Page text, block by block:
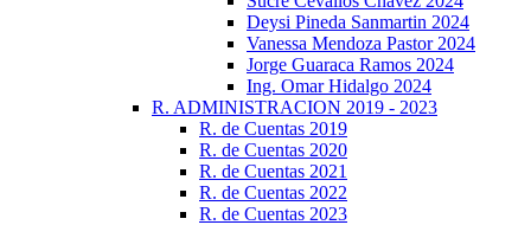
Deysi Pineda Sanmartin 2024
Vanessa Mendoza Pastor 2024
Jorge Guaraca Ramos 2024
Ing. Omar Hidalgo 2024
R. ADMINISTRACION 2019 - 2023
R. de Cuentas 2019
R. de Cuentas 2020
R. de Cuentas 2021
R. de Cuentas 2022
R. de Cuentas 2023